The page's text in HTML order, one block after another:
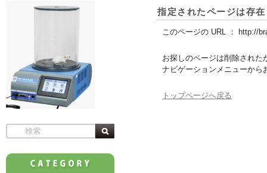
指定されたページは存
このページの URL ： http://
お探しのページは削除された
ナビゲーションメニューから
トップページへ戻る